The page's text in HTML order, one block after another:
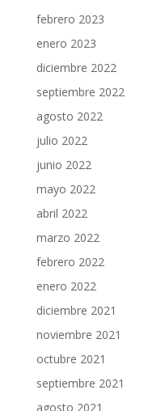
febrero 2023
enero 2023
diciembre 2022
septiembre 2022
agosto 2022
julio 2022
junio 2022
mayo 2022
abril 2022
marzo 2022
febrero 2022
enero 2022
diciembre 2021
noviembre 2021
octubre 2021
septiembre 2021
agosto 2021